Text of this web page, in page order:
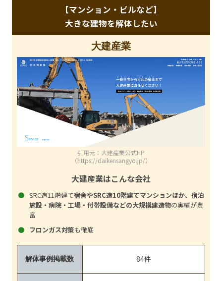
【マンション・ビルなど】
大きな建物を解体したい
大建産業
引用元：大建産業公式HP
（https://daikensangyo.jp/）
大建産業はこんな会社
SRC造11階建て宿舎やSRC造10階建てマンションほか、宿泊
施設・病院・工場・付帯設備などの大規模建造物の実績が豊
富
フロンガス対策も徹底
解体事例掲載数 84件